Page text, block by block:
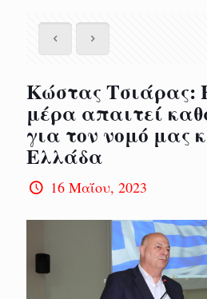
Κώστας Τσιάρας:
μέρα απαιτεί
για τον νομό μας
Ελλάδα
16 Μαΐου, 2023